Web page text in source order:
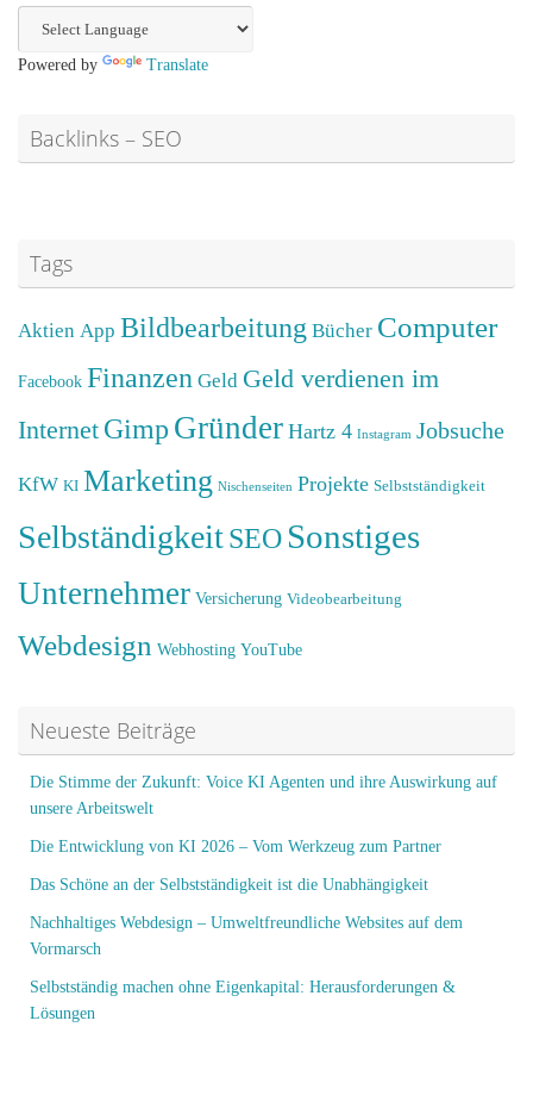
Powered by Translate
Backlinks – SEO
Tags
Aktien App Bildbearbeitung Bücher Computer
Facebook Finanzen Geld Geld verdienen im
Internet Gimp Gründer Hartz 4 Instagram Jobsuche
KfW KI Marketing Nischenseiten Projekte Selbstständigkeit
SelbständigkeitSEO Sonstiges
Unternehmer Versicherung Videobearbeitung
Webdesign Webhosting YouTube
Neueste Beiträge
Die Stimme der Zukunft: Voice KI Agenten und ihre Auswirkung auf
unsere Arbeitswelt
Die Entwicklung von KI 2026 – Vom Werkzeug zum Partner
Das Schöne an der Selbstständigkeit ist die Unabhängigkeit
Nachhaltiges Webdesign – Umweltfreundliche Websites auf dem
Vormarsch
Selbstständig machen ohne Eigenkapital: Herausforderungen &
Lösungen